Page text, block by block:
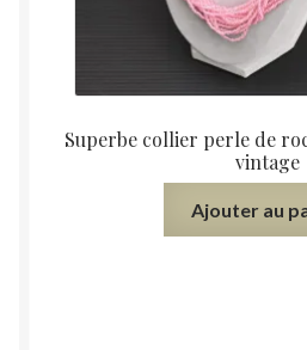
Superbe collier perle de
vintage
Ajouter au